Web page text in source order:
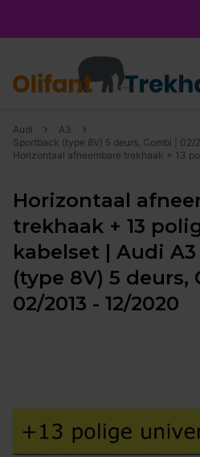
Audi
A3
Sportback (type 8V) 5 deurs, Combi |
Horizontaal afneembare trekhaak + 13
Horizontaal
trekhaak + 13
kabelset | Audi
(type 8V) 5 deurs,
02/2013 - 12/2020